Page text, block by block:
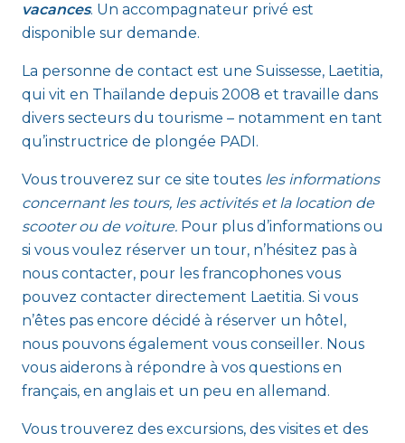
vacances. Un accompagnateur privé est
disponible sur demande.
La personne de contact est une Suissesse, Laetitia,
qui vit en Thaïlande depuis 2008 et travaille dans
divers secteurs du tourisme – notamment en tant
qu’instructrice de plongée PADI.
Vous trouverez sur ce site toutes les informations
concernant les tours, les activités et la location de
scooter ou de voiture. Pour plus d’informations ou
si vous voulez réserver un tour, n’hésitez pas à
nous contacter, pour les francophones vous
pouvez contacter directement Laetitia. Si vous
n’êtes pas encore décidé à réserver un hôtel,
nous pouvons également vous conseiller. Nous
vous aiderons à répondre à vos questions en
français, en anglais et un peu en allemand.
Vous trouverez des excursions, des visites et des